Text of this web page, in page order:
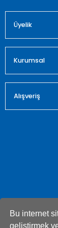
Bu internet
geliştirmek
Üyelik
Kurumsal
Alışveriş